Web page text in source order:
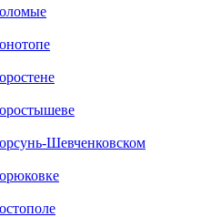
Шевченковском